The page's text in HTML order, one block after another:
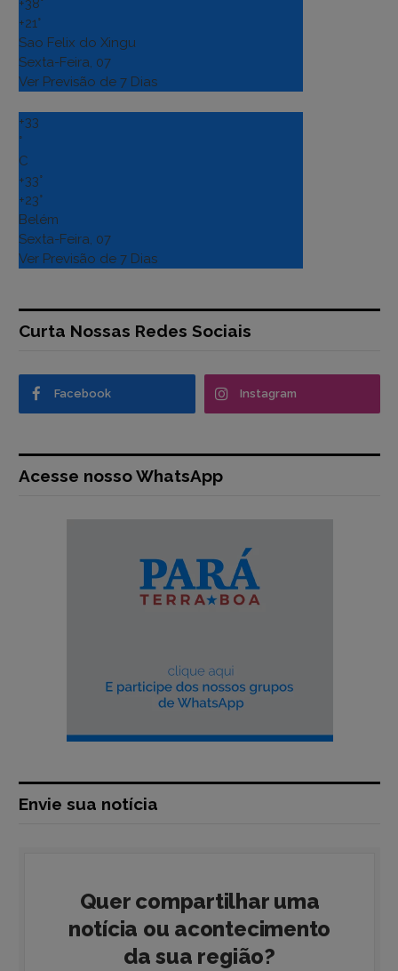
+38°
+21°
Sao Felix do Xingu
Sexta-Feira, 07
Ver Previsão de 7 Dias
+33
°
C
+33°
+23°
Belém
Sexta-Feira, 07
Ver Previsão de 7 Dias
Curta Nossas Redes Sociais
Facebook Instagram
Acesse nosso WhatsApp
Envie sua notícia
Quer compartilhar uma
notícia ou acontecimento
da sua região?